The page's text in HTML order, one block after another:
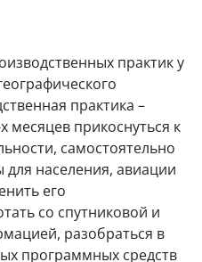
практик у
практика –
месяцев прикоснуться к
самостоятельно
для населения, авиации
его
со спутниковой и
разобраться в
программных средств